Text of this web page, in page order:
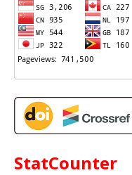
StatCounter